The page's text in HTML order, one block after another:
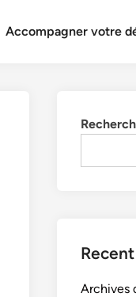
Accompagner votre
Archives